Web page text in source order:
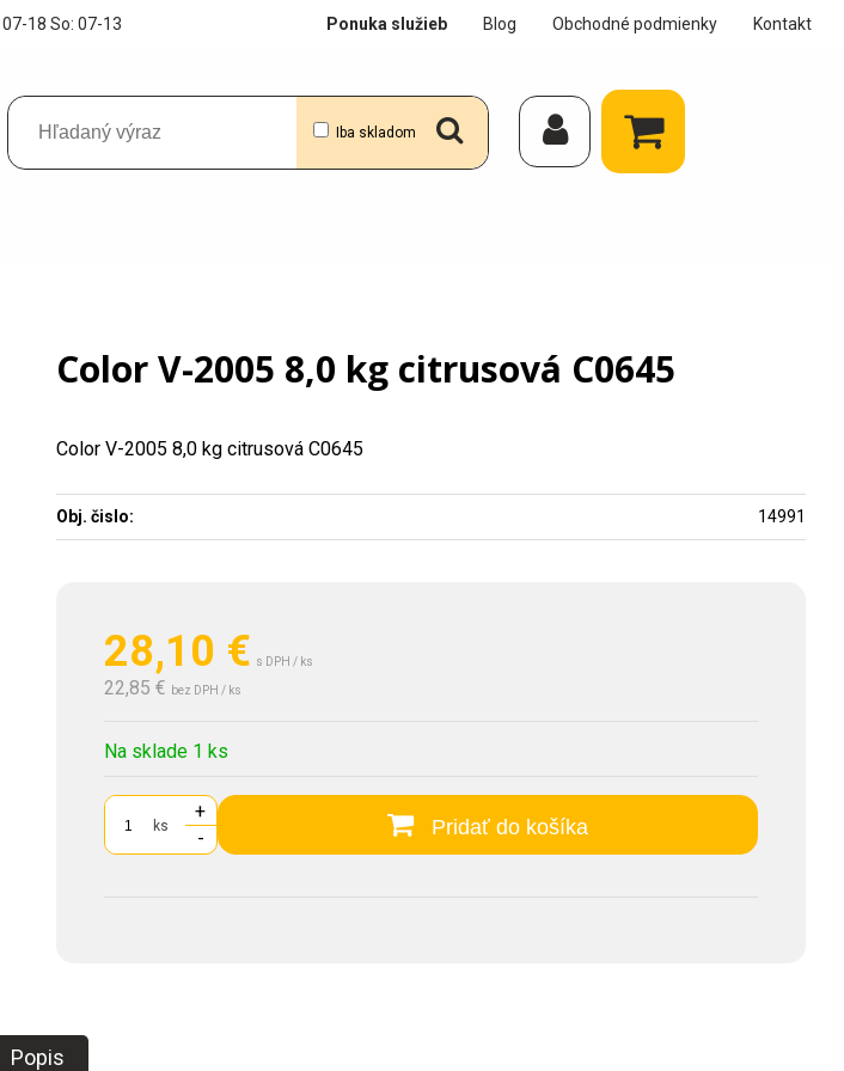
18 So: 07-13
Iba skladom
Ponuka služieb Blog Obchodné podmienky Kontakt
Color V-2005 8,0 kg citrusová C0645
28,10 € s DPH / ks
22,85 € bez DPH / ks
Na sklade 1 ks
ks
+
-
Pridať do košíka
Color V-2005 8,0 kg citrusová C0645
Obj. čislo: 14991
Popis